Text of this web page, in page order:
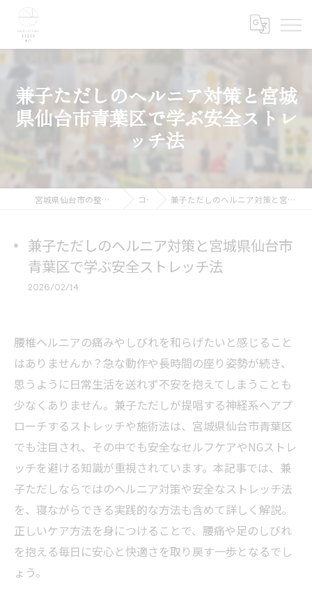
兼子ただしのヘルニア対策と宮城
県仙台市青葉区で学ぶ安全ストレ
ッチ法
宮城県仙台市の整体ならmedical care OTO 仙台 コラム 兼子ただしのヘルニア対策と宮城県仙台市青葉区で学ぶ安全ストレッチ法
兼子ただしのヘルニア対策と宮城県仙台市
青葉区で学ぶ安全ストレッチ法
2026/02/14
腰椎ヘルニアの痛みやしびれを和らげたいと感じること
はありませんか？急な動作や長時間の座り姿勢が続き、
思うように日常生活を送れず不安を抱えてしまうことも
少なくありません。兼子ただしが提唱する神経系へアプ
ローチするストレッチや施術法は、宮城県仙台市青葉区
でも注目され、その中でも安全なセルフケアやNGストレ
ッチを避ける知識が重視されています。本記事では、兼
子ただしならではのヘルニア対策や安全なストレッチ法
を、寝ながらできる実践的な方法も含めて詳しく解説。
正しいケア方法を身につけることで、腰痛や足のしびれ
を抱える毎日に安心と快適さを取り戻す一歩となるでし
ょう。